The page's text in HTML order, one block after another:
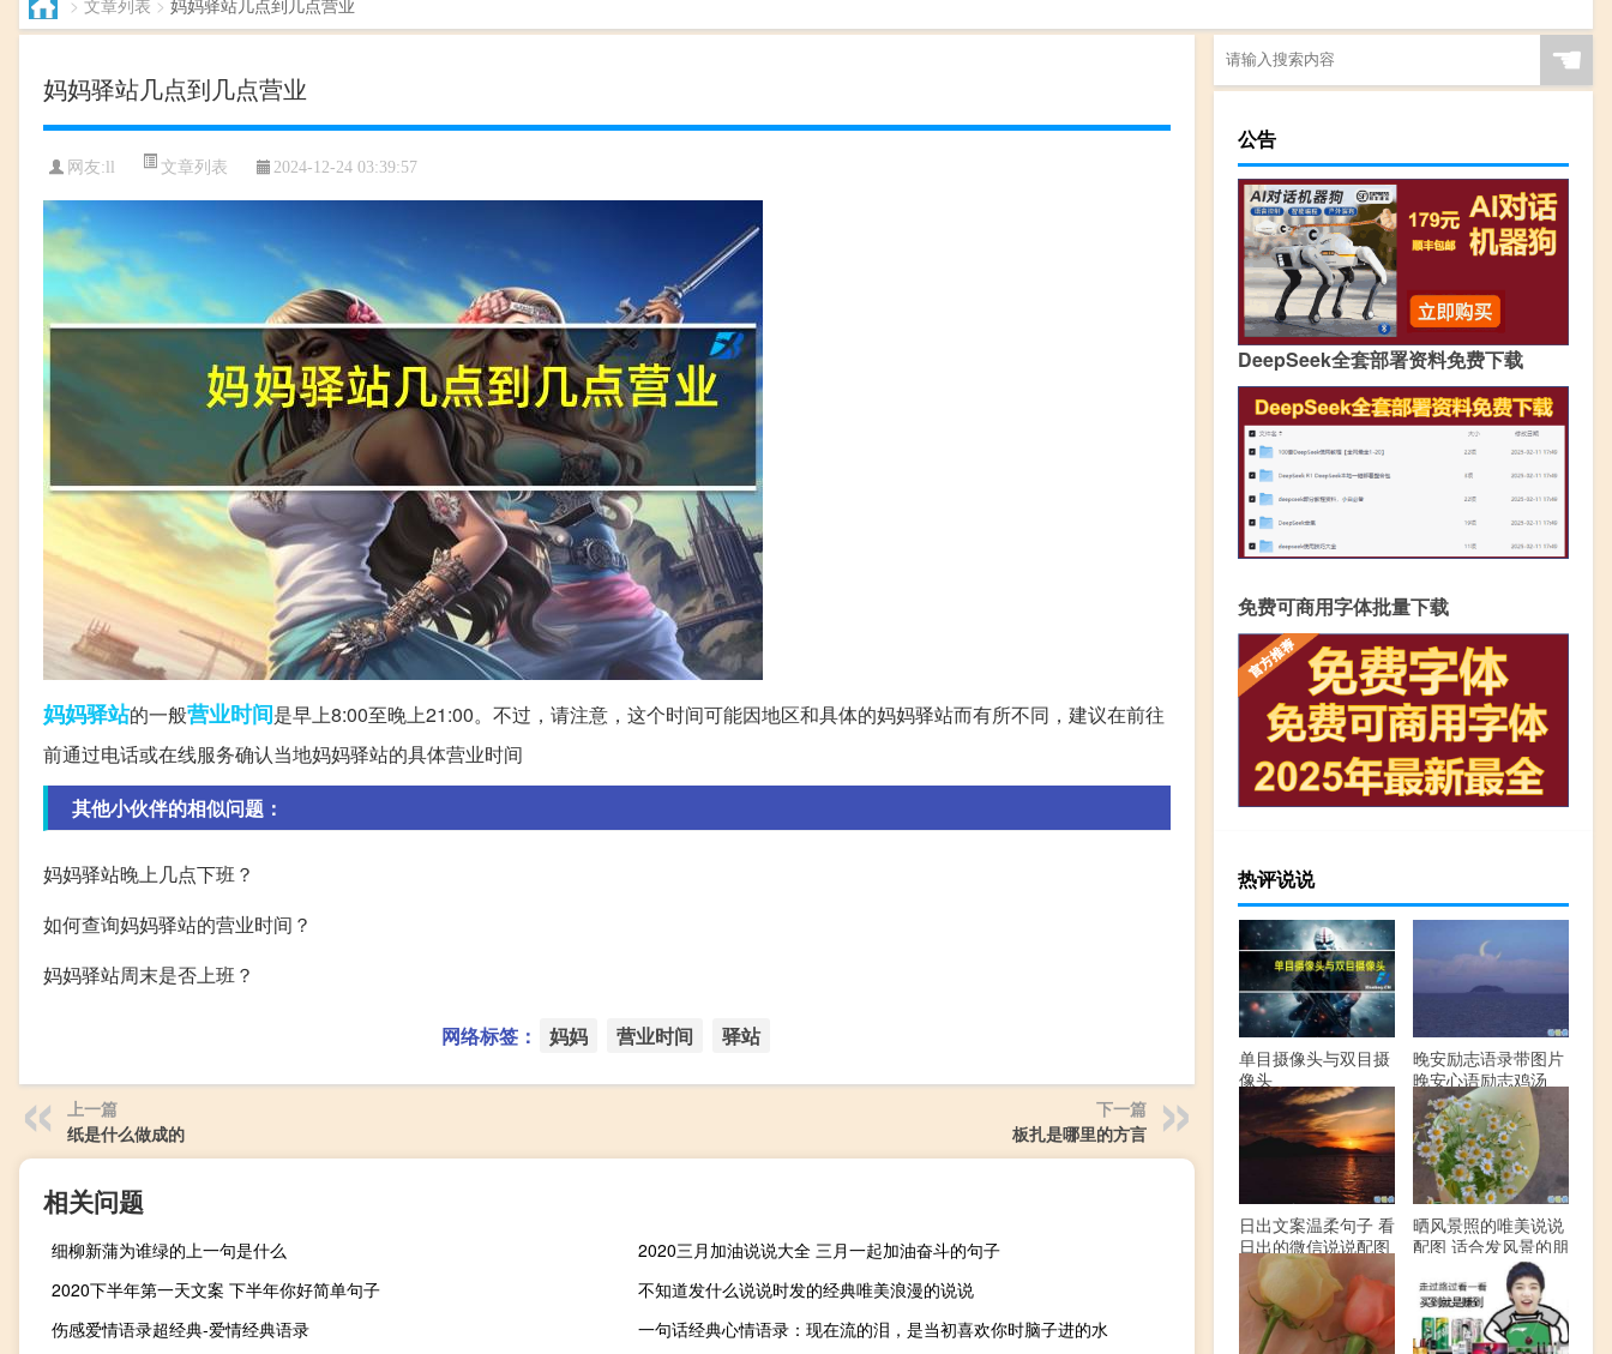
妈妈驿站几点到几点营业
网友:ll 文章列表 2024-12-24 03:39:57
妈妈驿站的一般营业时间是早上8:00至晚上21:00。不过，请注意，这个时间可能因地区和具体的妈妈驿站而有所不同，建议在前往
前通过电话或在线服务确认当地妈妈驿站的具体营业时间
其他小伙伴的相似问题：
妈妈驿站晚上几点下班？
如何查询妈妈驿站的营业时间？
妈妈驿站周末是否上班？
网络标签： 妈妈 营业时间 驿站
上一篇
纸是什么做成的
下一篇
板扎是哪里的方言
相关问题
细柳新蒲为谁绿的上一句是什么
2020三月加油说说大全 三月一起加油奋斗的句子
2020下半年第一天文案 下半年你好简单句子
不知道发什么说说时发的经典唯美浪漫的说说
伤感爱情语录超经典-爱情经典语录
一句话经典心情语录：现在流的泪，是当初喜欢你时脑子进的水
☚
公告
DeepSeek全套部署资料免费下载
免费可商用字体批量下载
热评说说
单目摄像头与双目摄
像头
晚安励志语录带图片
晚安心语励志鸡汤
日出文案温柔句子 看
日出的微信说说配图
晒风景照的唯美说说
配图 适合发风景的朋